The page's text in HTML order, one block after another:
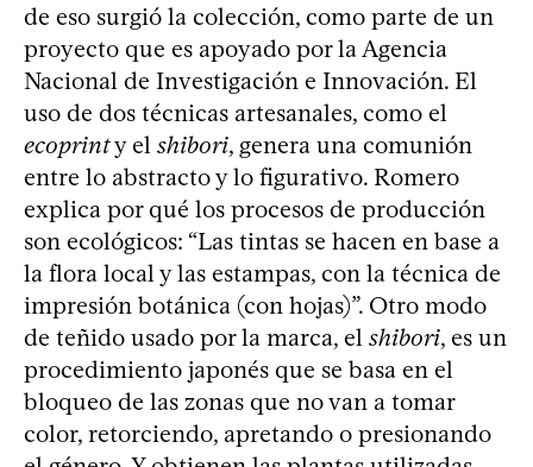
de eso surgió la colección, como parte de un
proyecto que es apoyado por la Agencia
Nacional de Investigación e Innovación. El
uso de dos técnicas artesanales, como el
ecoprinty el shibori, genera una comunión
entre lo abstracto y lo figurativo. Romero
explica por qué los procesos de producción
son ecológicos: “Las tintas se hacen en base a
la flora local y las estampas, con la técnica de
impresión botánica (con hojas)”. Otro modo
de teñido usado por la marca, el shibori, es un
procedimiento japonés que se basa en el
bloqueo de las zonas que no van a tomar
color, retorciendo, apretando o presionando